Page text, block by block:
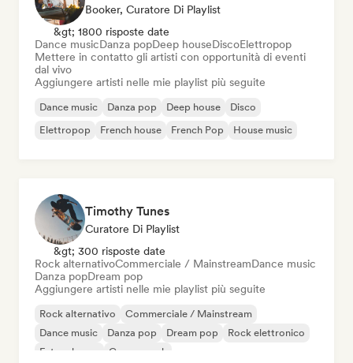
Booker, Curatore Di Playlist
&gt; 1800 risposte date
Dance musicDanza popDeep houseDiscoElettropop
Mettere in contatto gli artisti con opportunità di eventi
dal vivo
Aggiungere artisti nelle mie playlist più seguite
Dance music Danza pop Deep house
Disco
Elettropop
French house French Pop House music
Timothy Tunes
Curatore Di Playlist
&gt; 300 risposte date
Rock alternativoCommerciale / MainstreamDance music
Danza popDream pop
Aggiungere artisti nelle mie playlist più seguite
Rock alternativo
Commerciale / Mainstream
Dance music
Danza pop Dream pop
Rock elettronico
Future house
Garage rock